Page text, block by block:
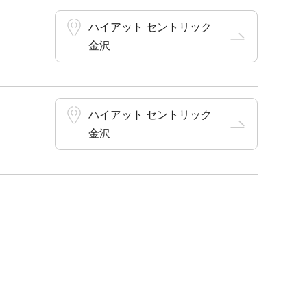
ハイアット セントリック
金沢
ハイアット セントリック
金沢